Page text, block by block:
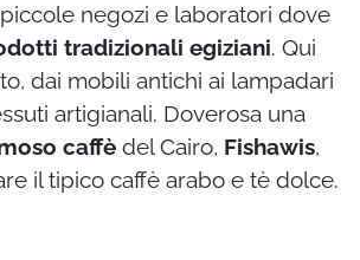
negozi e laboratori dove
tradizionali egiziani. Qui
dai mobili antichi ai lampadari
artigianali. Doverosa una
caffè del Cairo, Fishawis,
il tipico caffè arabo e tè dolce.